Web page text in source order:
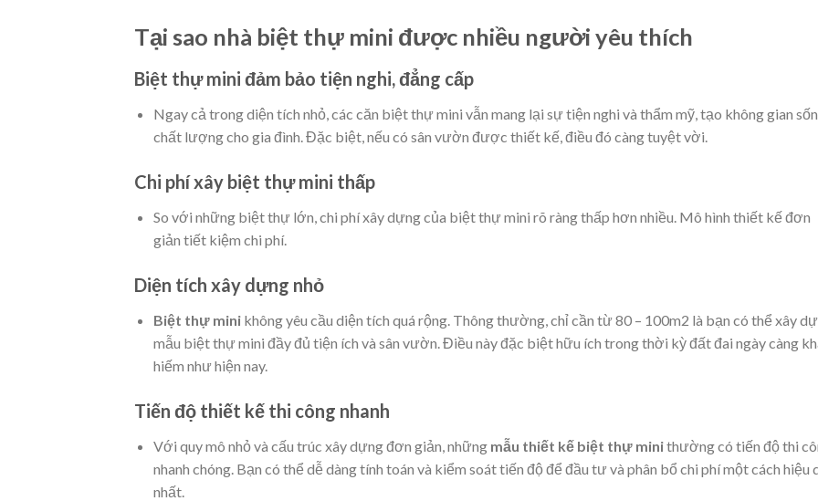
Tại sao nhà biệt thự mini được nhiều người yêu thích
Biệt thự mini đảm bảo tiện nghi, đẳng cấp
Ngay cả trong diện tích nhỏ, các căn biệt thự mini vẫn mang lại sự tiện nghi và thẩm mỹ, tạo không gian
chất lượng cho gia đình. Đặc biệt, nếu có sân vườn được thiết kế, điều đó càng tuyệt vời.
Chi phí xây biệt thự mini thấp
So với những biệt thự lớn, chi phí xây dựng của biệt thự mini rõ ràng thấp hơn nhiều. Mô hình thiết kế đơn
giản tiết kiệm chi phí.
Diện tích xây dựng nhỏ
Biệt thự mini không yêu cầu diện tích quá rộng. Thông thường, chỉ cần từ 80 – 100m2 là bạn có thể xây
mẫu biệt thự mini đầy đủ tiện ích và sân vườn. Điều này đặc biệt hữu ích trong thời kỳ đất đai ngày càng
hiếm như hiện nay.
Tiến độ thiết kế thi công nhanh
Với quy mô nhỏ và cấu trúc xây dựng đơn giản, những mẫu thiết kế biệt thự minithường có tiến độ thi
nhanh chóng. Bạn có thể dễ dàng tính toán và kiểm soát tiến độ để đầu tư và phân bổ chi phí một cách hiệu
nhất.